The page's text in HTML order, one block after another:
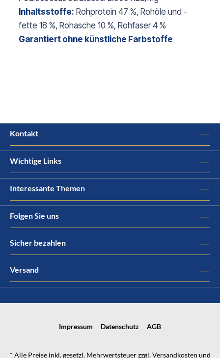
Inhaltsstoffe: Rohprotein 47 %, Rohöle und -
fette 18 %, Rohasche 10 %, Rohfaser 4 %
Garantiert ohne künstliche Farbstoffe
Kontakt
Wichtige Links
Interessante Themen
Folgen Sie uns
Sicher bezahlen
Versand
Impressum Datenschutz AGB
* Alle Preise inkl. gesetzl. Mehrwertsteuer zzgl.Versandkosten und